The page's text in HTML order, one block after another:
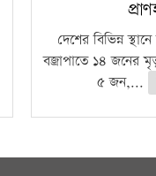
দেশের বিভিন্ন
বজ্রাপাতে ১৪ জনের
৫ জন,...